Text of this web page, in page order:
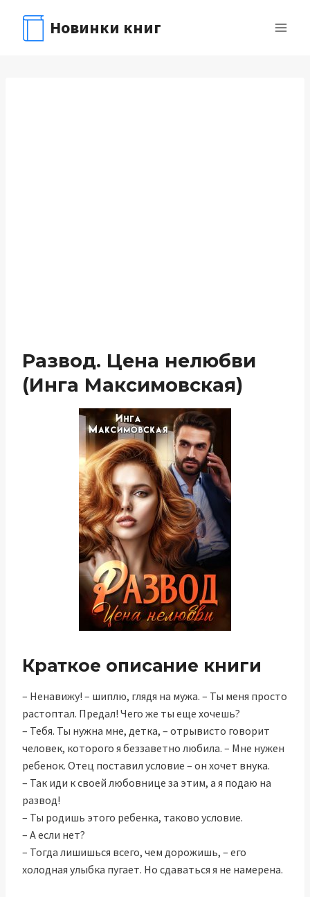
содержимому
Новинки книг
Развод. Цена нелюбви
(Инга Максимовская)
Краткое описание книги
– Ненавижу! – шиплю, глядя на мужа. – Ты меня просто
растоптал. Предал! Чего же ты еще хочешь?
– Тебя. Ты нужна мне, детка, – отрывисто говорит
человек, которого я беззаветно любила. – Мне нужен
ребенок. Отец поставил условие – он хочет внука.
– Так иди к своей любовнице за этим, а я подаю на
развод!
– Ты родишь этого ребенка, таково условие.
– А если нет?
– Тогда лишишься всего, чем дорожишь, – его
холодная улыбка пугает. Но сдаваться я не намерена.